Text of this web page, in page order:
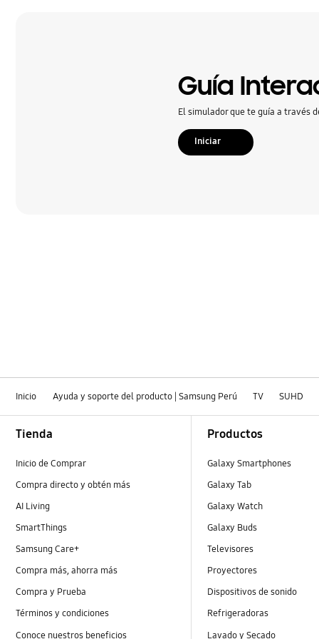
Guía
El simulador que te guía a través
Iniciar
Inicio Ayuda y soporte del producto | Samsung Perú TV SUHD
Tienda
Inicio de Comprar
Compra directo y obtén más
AI Living
SmartThings
Samsung Care+
Compra más, ahorra más
Compra y Prueba
Términos y condiciones
Conoce nuestros beneficios
Productos
Galaxy Smartphones
Galaxy Tab
Galaxy Watch
Galaxy Buds
Televisores
Proyectores
Dispositivos de sonido
Refrigeradoras
Lavado y Secado